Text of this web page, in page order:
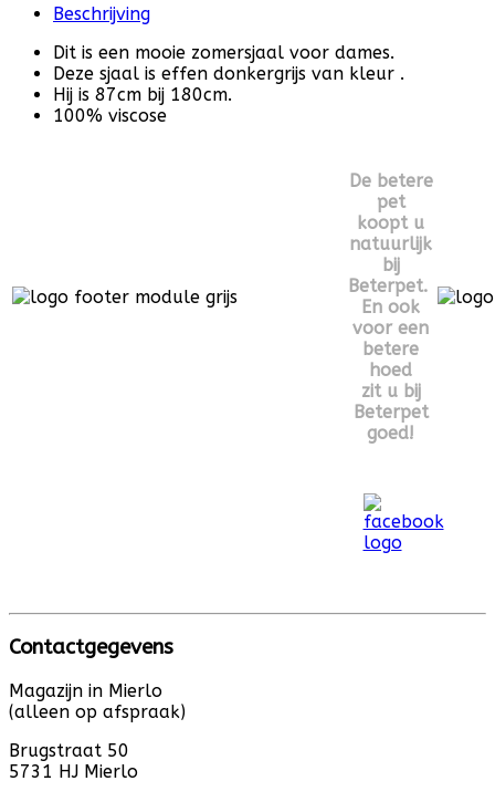
Beschrijving
Dit is een mooie zomersjaal voor dames.
Deze sjaal is effen donkergrijs van kleur .
Hij is 87cm bij 180cm.
100% viscose
De betere
pet
koopt u
natuurlijk
bij
Beterpet.
En ook
voor een
betere
hoed
zit u bij
Beterpet
goed!
Contactgegevens
Magazijn in Mierlo
(alleen op afspraak)
Brugstraat 50
5731 HJ Mierlo